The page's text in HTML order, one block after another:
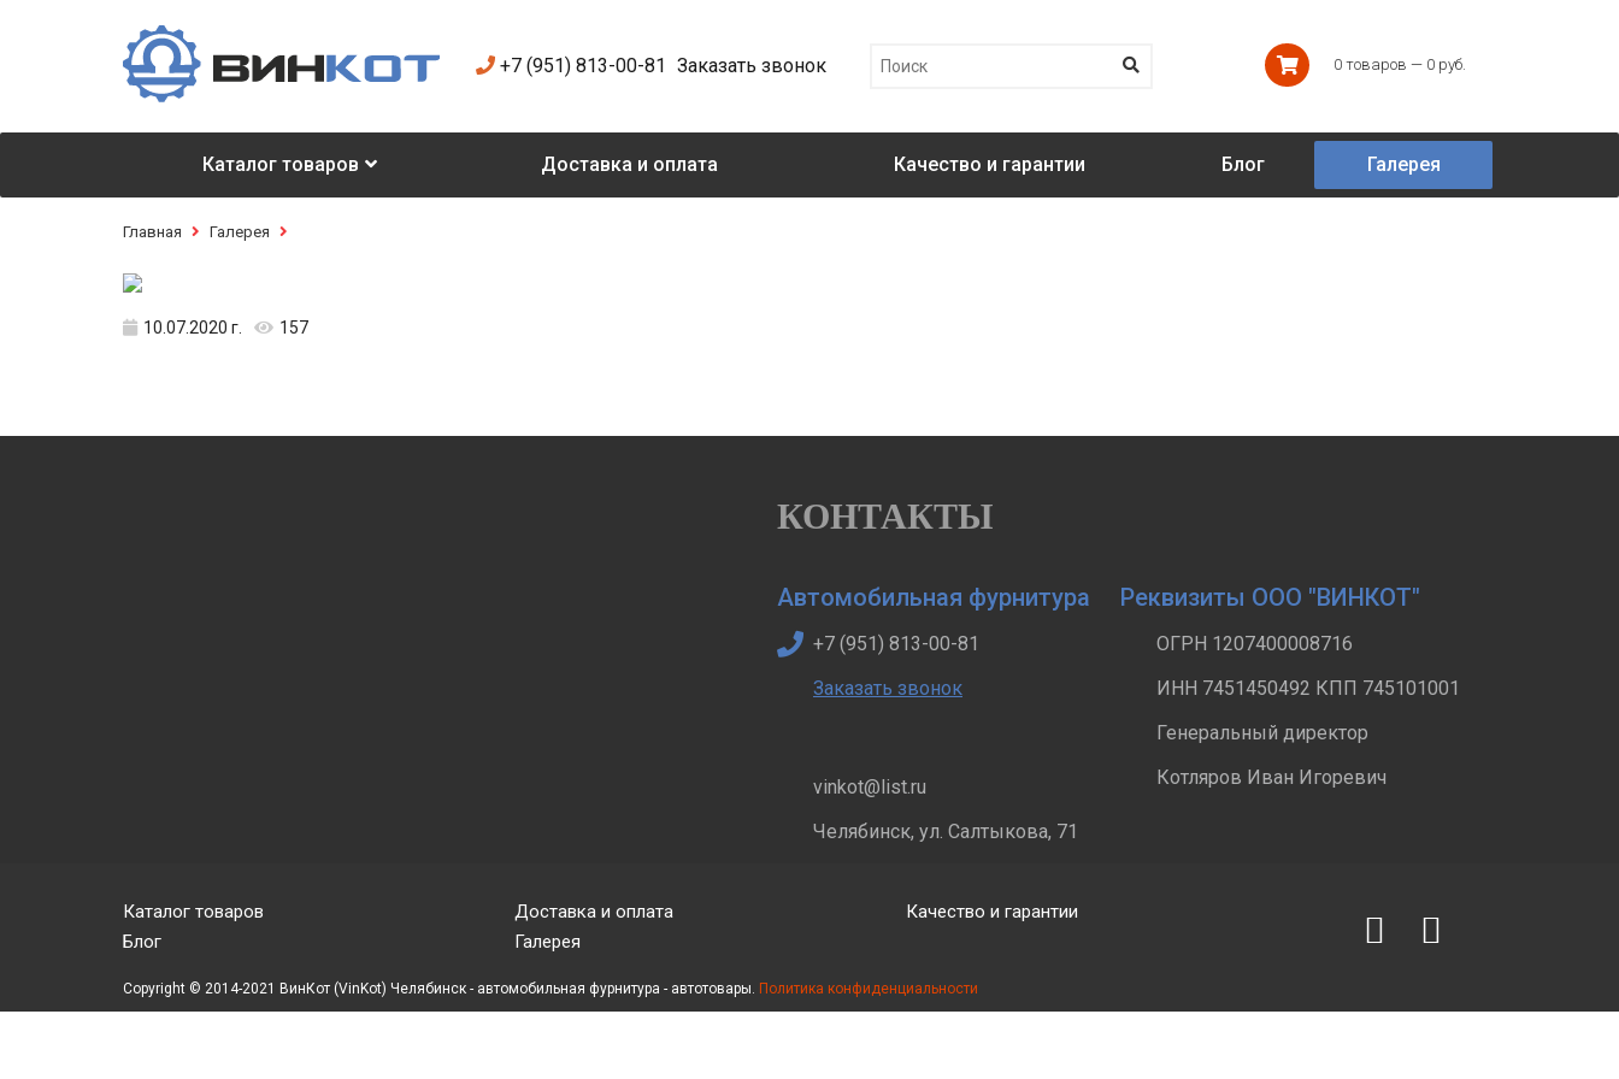
+7 (951) 813-00-81 Заказать звонок 0 товаров — 0 руб.
Каталог товаров Доставка и оплата Качество и гарантии Блог Галерея
Главная Галерея
10.07.2020 г. 157
КОНТАКТЫ
Автомобильная фурнитура
+7 (951) 813-00-81
Заказать звонок
vinkot@list.ru
Челябинск, ул. Салтыкова, 71
Реквизиты ООО "ВИНКОТ"
ОГРН 1207400008716
ИНН 7451450492 КПП 745101001
Генеральный директор
Котляров Иван Игоревич
Каталог товаров Доставка и оплата
Качество и гарантии
Блог
Галерея
Copyright © 2014-2021 ВинКот (VinKot) Челябинск - автомобильная фурнитура - автотовары. Политика конфиденциальности